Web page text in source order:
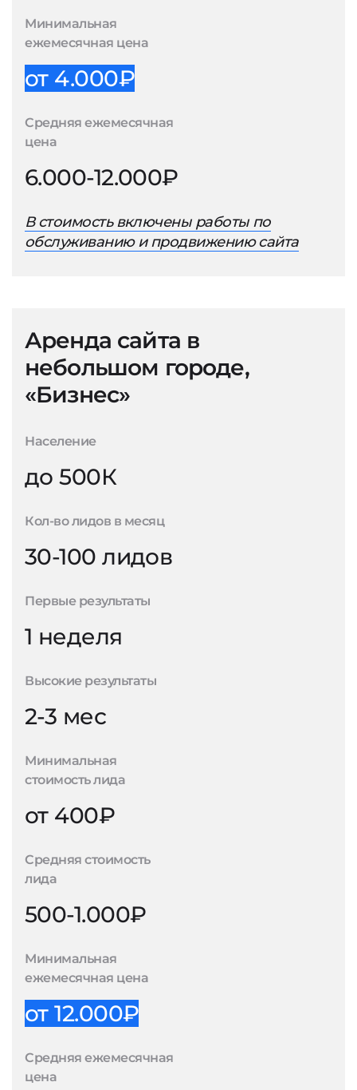
Минимальная
ежемесячная цена
от 4.000₽
Средняя ежемесячная
цена
6.000-12.000₽
В стоимость включены работы по
обслуживанию и продвижению сайта
Аренда сайта в
небольшом городе,
«Бизнес»
Население
до 500К
Кол-во лидов в месяц
30-100 лидов
Первые результаты
1 неделя
Высокие результаты
2-3 мес
Минимальная
стоимость лида
от 400₽
Средняя стоимость
лида
500-1.000₽
Минимальная
ежемесячная цена
от 12.000₽
Средняя ежемесячная
цена